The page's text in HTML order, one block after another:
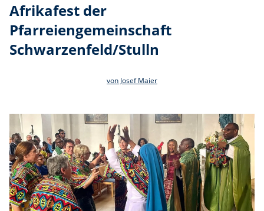
Afrikafest der
Pfarreiengemeinschaft
Schwarzenfeld/Stulln
von Josef Maier